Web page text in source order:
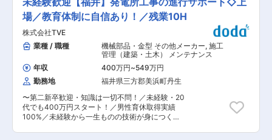
あなたの“一生モノのキャリア”をスタートしませ
んか？ 変更の範囲：会社の定める業務
立案・推進を行います。 ■この仕事の魅力 ・イ
ンフラを支える「社会貢献性×スケールの大き
さ」 ・数百億規模のプロジェクトに関われる環境
・若手から企画・戦略に関わるチャンスあり ・原
子力だけでなく、火力・送配電・新規事業への挑
中心となります。基本的には、福井で長く働いて
いきたいという方を歓迎しております。 ・スーパ
ーフレックス／全社平均残業21時間 ・リモートワ
ーク相談可 ・平均勤続年数20年以上／長期的に
働ける環境 ・有給9割取得推奨 など働きやすい環
境を整えています。 ＼こんな方におすすめ／ ・
画・戦略・マネジメントに挑戦したい方 ・大手企
不問です！ 〜手に職が就く〜 ・放射線取扱主任
者資格の取得費用を会社が負担 Ｌ就職・転職に
有利で専門人材としての価値も高い資格！資格手
当有！ ◎働き方も整う！◎ ・繁忙期の定検シーズ
ンは残業が40時間を超える事もありますが、それ
以外は10時間程です。 ・現在採用を強化し、一
人一人の負荷低減について取り組んでいます！ ・
有給消化率70%超（10日以上）、平均勤続年数
16.2年 ■業務内容： ・関西電力が保有する若狭エ
リアの発電所にて、【原子力発電所にて弊社商品
（バルブ）のメンテナンスを行う弊社社員・協力
業者様の安全管理行うお仕事】放射線管理業務を
お任せいたします。 ・発電所を安全に運営し、日
本に明かりを届ける社会貢献性の高いお仕事で
場／教育体制に自信あり！／残業10H
株式会社TVE
業種 / 職種
機械部品・金型 その他メーカー, 施工
管理（建築・土木） メンテナンス
年収
400万円~549万円
勤務地
福井県三方郡美浜町丹生
〜第二新卒歓迎・知識は一切不問！／未経験・20
代でも400万円スタート！／男性育休取得実績
100%／未経験から一生ものの技術が身につく／